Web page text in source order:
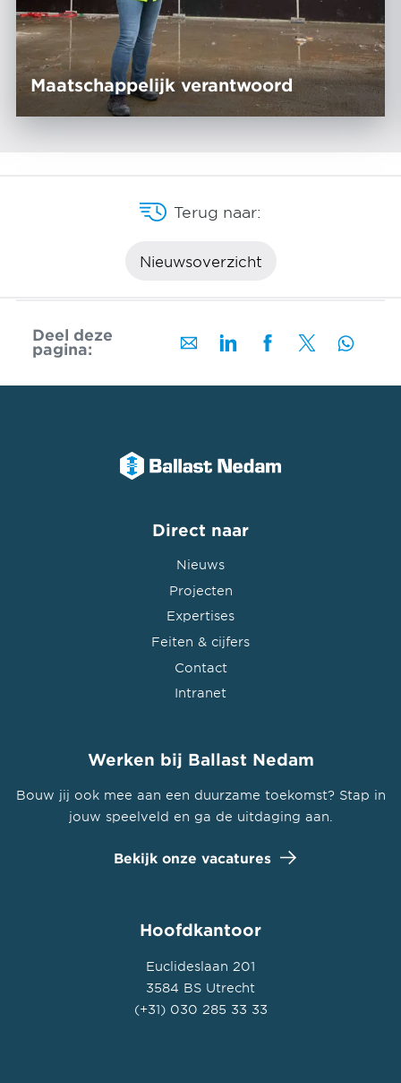
Maatschappelijk verantwoord
Terug naar:
Nieuwsoverzicht
Deel deze
pagina:
Direct naar
Nieuws
Projecten
Expertises
Feiten & cijfers
Contact
Intranet
Werken bij Ballast Nedam
Bouw jij ook mee aan een duurzame toekomst? Stap in
jouw speelveld en ga de uitdaging aan.
Bekijk onze vacatures
Hoofdkantoor
Euclideslaan 201
3584 BS Utrecht
(+31) 030 285 33 33